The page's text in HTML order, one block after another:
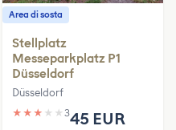
Area di sosta
Stellplatz
Messeparkplatz P1
Düsseldorf
Düsseldorf
★ ★ ★ ★ ★ 345 EUR